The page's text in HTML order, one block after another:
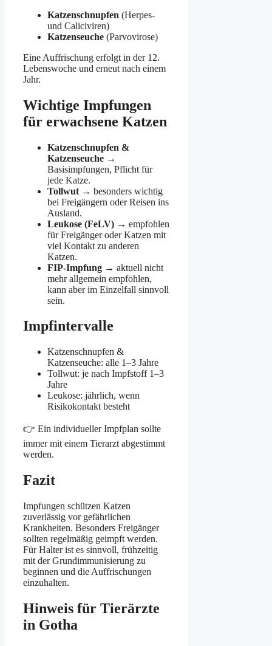
Katzenschnupfen (Herpes-
und Caliciviren)
Katzenseuche (Parvovirose)
Eine Auffrischung erfolgt in der 12.
Lebenswoche und erneut nach einem
Jahr.
Wichtige Impfungen
für erwachsene Katzen
Katzenschnupfen &
Katzenseuche →
Basisimpfungen, Pflicht für
jede Katze.
Tollwut → besonders wichtig
bei Freigängern oder Reisen ins
Ausland.
Leukose (FeLV) → empfohlen
für Freigänger oder Katzen mit
viel Kontakt zu anderen
Katzen.
FIP-Impfung → aktuell nicht
mehr allgemein empfohlen,
kann aber im Einzelfall sinnvoll
sein.
Impfintervalle
Katzenschnupfen &
Katzenseuche: alle 1–3 Jahre
Tollwut: je nach Impfstoff 1–3
Jahre
Leukose: jährlich, wenn
Risikokontakt besteht
👉 Ein individueller Impfplan sollte
immer mit einem Tierarzt abgestimmt
werden.
Fazit
Impfungen schützen Katzen
zuverlässig vor gefährlichen
Krankheiten. Besonders Freigänger
sollten regelmäßig geimpft werden.
Für Halter ist es sinnvoll, frühzeitig
mit der Grundimmunisierung zu
beginnen und die Auffrischungen
einzuhalten.
Hinweis für Tierärzte
in Gotha